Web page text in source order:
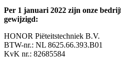
Per 1 januari 2022 zijn onze
gewijzigd:
HONOR Piëteitstechniek B.V.
BTW-nr.: NL 8625.66.393.B01
KvK nr.: 82685584